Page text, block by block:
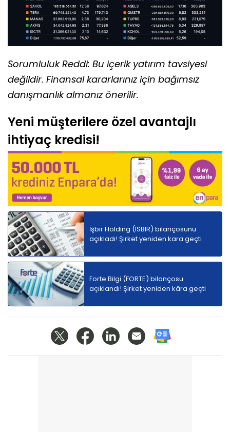
Sorumluluk Reddi: Bu içerik yatırım tavsiyesi
değildir. Finansal kararlarınız için bağımsız
danışmanlık almanız önerilir.
Yeni müşterilere özel avantajlı
ihtiyaç kredisi!
İşbir Holding (ISBIR) bilançosunu
açıkladı! Şirket yeniden kara geçti
Forte Bilgi (FORTE) bilançosu
açıklandı! Şirket yeniden kâra geçti